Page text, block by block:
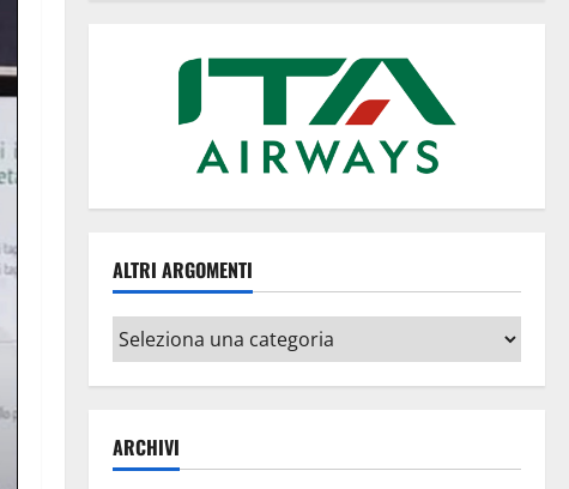
ALTRI ARGOMENTI
Altri
argomenti
ARCHIVI